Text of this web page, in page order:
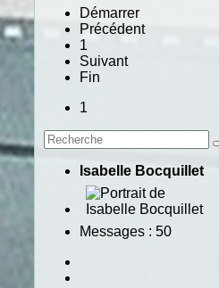
Démarrer
Précédent
1
Suivant
Fin
1
Isabelle Bocquillet
Messages : 50